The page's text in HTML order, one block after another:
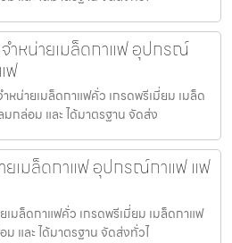
ำหน่ายเมล็ดกาแฟ อุปกรณ์
ฟ
หน่ายเมล็ดกาแฟคั่ว เกรดพรีเมี่ยม เมล็ด
กล่อม และ ได้มาตรฐาน จัดส่ง
ยเมล็ดกาแฟ อุปกรณ์กาแฟ แฟ
เมล็ดกาแฟคั่ว เกรดพรีเมี่ยม เมล็ดกาแฟ
และ ได้มาตรฐาน จัดส่งทั่วไ